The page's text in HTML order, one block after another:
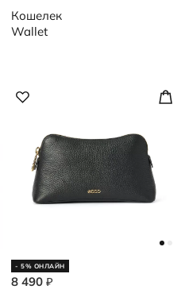
Кошелек
Wallet
- 5% ОНЛАЙН
8 490 ₽